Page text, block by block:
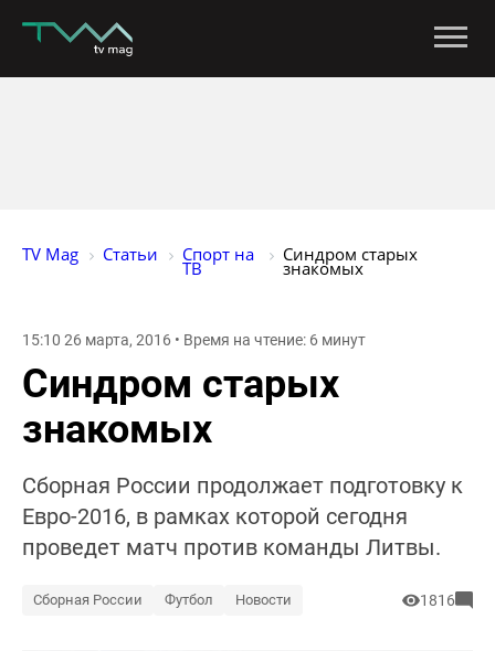
TV Mag Статьи Спорт на
ТВ
Синдром старых
знакомых
15:10 26 марта, 2016 • Время на чтение: 6 минут
Синдром старых
знакомых
Сборная России продолжает подготовку к
Евро-2016, в рамках которой сегодня
проведет матч против команды Литвы.
Сборная России Футбол Новости 1816